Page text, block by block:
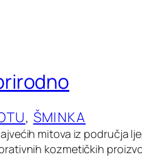
, ŠMINKA
mitova iz područja
kozmetičkih